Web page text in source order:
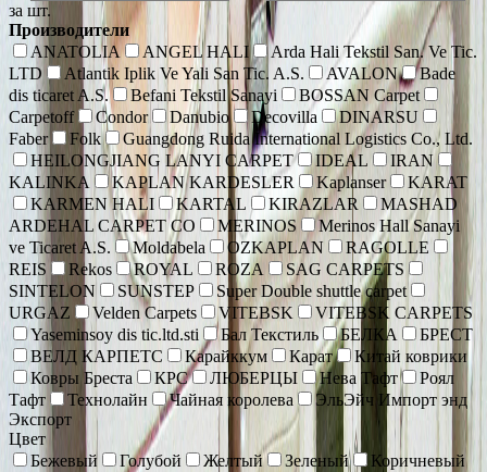
за шт.
Производители
ANATOLIA
ANGEL HALI
Arda Hali Tekstil San. Ve Tic.
LTD
Atlantik Iplik Ve Yali San Tic. A.S. AVALON
Bade
dis ticaret A.S.
Befani Tekstil Sanayi
BOSSAN Carpet
Carpetoff
Condor Danubio Decovilla
DINARSU
Faber
Folk
Guangdong Ruida International Logistics Co., Ltd.
HEILONGJIANG LANYI CARPET
IDEAL
IRAN
KALINKA
KAPLAN KARDESLER Kaplanser
KARAT
KARMEN HALI
KARTAL KIRAZLAR
MASHAD
ARDEHAL CARPET CO
MERINOS
Merinos Hall Sanayi
ve Ticaret A.S.
Moldabela OZKAPLAN
RAGOLLE
REIS
Rekos ROYAL ROZA
SAG CARPETS
SINTELON
SUNSTEP
Super Double shuttle carpet
URGAZ
Velden Carpets VITEBSK
VITEBSK CARPETS
Yaseminsoy dis tic.ltd.sti
Бал Текстиль БЕЛКА
БРЕСТ
ВЕЛД КАРПЕТС
Карайккум Карат
Китай коврики
Ковры Бреста
КРС ЛЮБЕРЦЫ Нева Тафт
Роял
Тафт
Технолайн Чайная королева
ЭльЭйч Импорт энд
Экспорт
Цвет
Бежевый
Голубой Желтый Зеленый
Коричневый